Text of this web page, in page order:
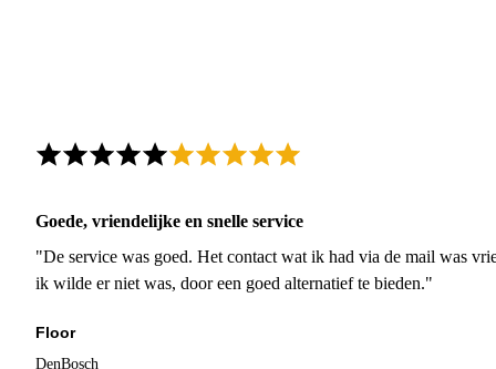
Goede, vriendelijke en snelle service
"De service was goed. Het contact wat ik had via de mail was
ik wilde er niet was, door een goed alternatief te bieden."
Floor
DenBosch